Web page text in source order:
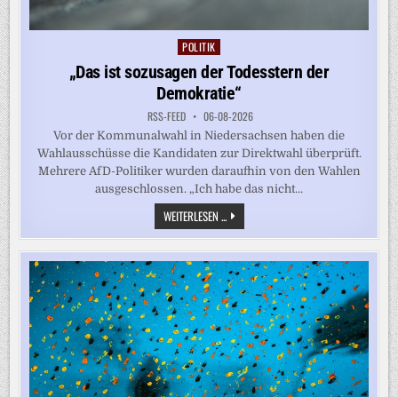
Posted
POLITIK
„Das ist sozusagen der Todesstern der
Demokratie“
RSS-FEED 06-08-2026
Vor der Kommunalwahl in Niedersachsen haben die
Wahlausschüsse die Kandidaten zur Direktwahl überprüft.
Mehrere AfD-Politiker wurden daraufhin von den Wahlen
ausgeschlossen. „Ich habe das nicht...
WEITERLESEN ... „DAS
IST
SOZUSAGEN
DER
TODESSTERN
DER
DEMOKRATIE“